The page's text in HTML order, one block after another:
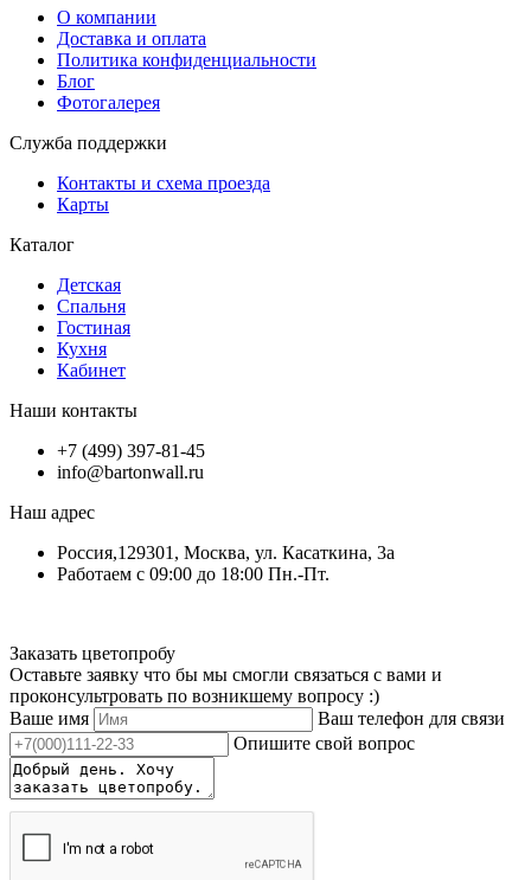
О компании
Доставка и оплата
Политика конфиденциальности
Блог
Фотогалерея
Служба поддержки
Контакты и схема проезда
Карты
Каталог
Детская
Спальня
Гостиная
Кухня
Кабинет
Наши контакты
+7 (499) 397-81-45
info@bartonwall.ru
Наш адрес
Россия,129301, Москва, ул. Касаткина, 3а
Работаем с 09:00 до 18:00 Пн.-Пт.
Заказать цветопробу
Оставьте заявку что бы мы смогли связаться с вами и
проконсультровать по возникшему вопросу :)
Ваше имя
Ваш телефон для связи
Опишите свой вопрос